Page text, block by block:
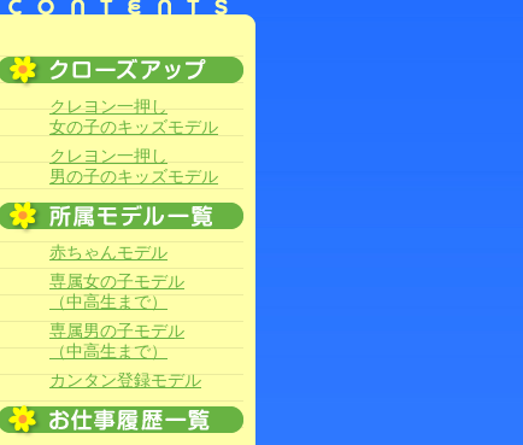
クレヨン一押し
女の子のキッズモデル
クレヨン一押し
男の子のキッズモデル
赤ちゃんモデル
専属女の子モデル
（中高生まで）
専属男の子モデル
（中高生まで）
カンタン登録モデル